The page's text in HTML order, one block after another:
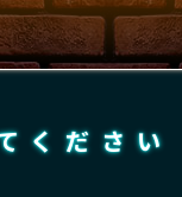
グラフ
ください